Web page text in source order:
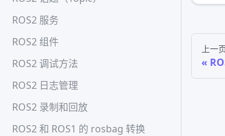
ROS2 服务
ROS2 组件
ROS2 调试方法
ROS2 日志管理
ROS2 录制和回放
ROS2 和 ROS1 的 rosbag 转换
上一